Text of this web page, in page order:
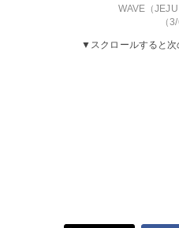
WAVE（
（
▼スクロールすると次